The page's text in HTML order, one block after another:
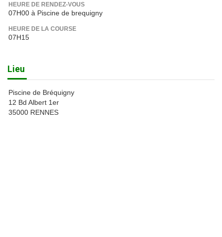
HEURE DE RENDEZ-VOUS
07H00 à Piscine de brequigny
HEURE DE LA COURSE
07H15
Lieu
Piscine de Bréquigny
12 Bd Albert 1er
35000 RENNES